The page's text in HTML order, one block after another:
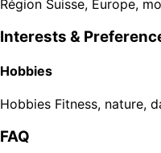
Région Suisse, Europe,
Interests &
Hobbies
Hobbies Fitness, nature,
FAQ